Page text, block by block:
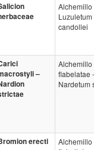
Alchemillo
Luzuletum
candollei
–
Alchemillo
flabelatae -
Nardetum
erecti
Alchemillo